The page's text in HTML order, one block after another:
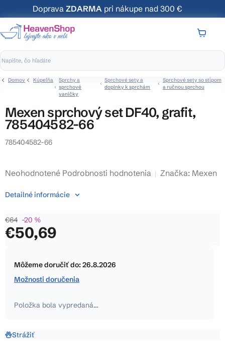
na
obsah
Doprava ZDARMA pri nákupe nad 300 €
KOŠÍK
Domov Kúpeľňa
Sprchy a
sprchové
vaničky
Sprchové sety a
doplnky k sprchám
Sprchové sety so stĺpom
a ručnou sprchou
Mexen sprchový set DF40, grafit,
785404582-66
785404582-66
Priemerné
produktu
0,0
z
Neohodnotené Podrobnosti hodnotenia Značka: Mexen
€64 –20 %
€50,69
cena:
Môžeme doručiť do:26.8.2026
Možnosti doručenia
Položka bola vypredaná…
Detailné informácie
Strážiť